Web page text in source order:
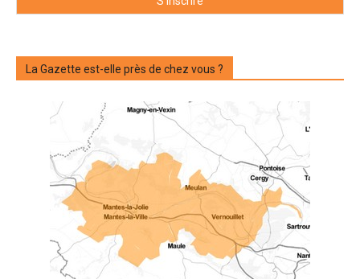
La Gazette est-elle près de chez vous ?